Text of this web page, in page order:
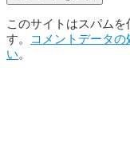
このサイトはスパム
す。
コメントデータ
い。